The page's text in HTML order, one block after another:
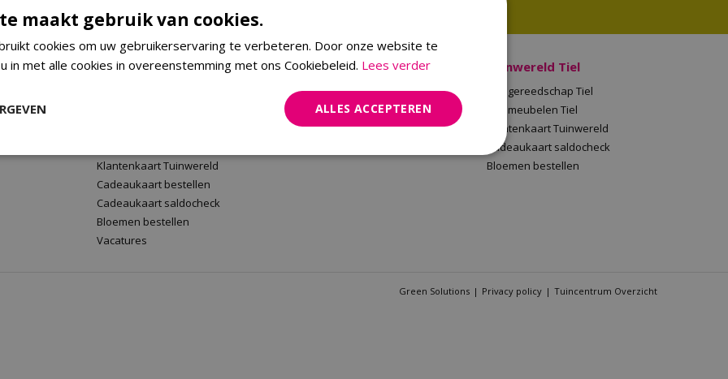
Tuinwereld Wijchen
Klantenkaart Tuinwereld
Cadeaukaart bestellen
Cadeaukaart saldocheck
Bloemen bestellen
Vacatures
Tuinwereld Malden
Planten Malden
Klantenkaart Tuinwereld
Cadeaukaart saldocheck
Tuinwereld Tiel
Tuingereedschap Tiel
Tuinmeubelen Tiel
Klantenkaart Tuinwereld
Cadeaukaart saldocheck
Bloemen bestellen
Green Solutions Privacy policy Tuincentrum Overzicht
maakt gebruik van cookies.
cookies om uw gebruikerservaring te verbeteren. Door onze website te
in met alle cookies in overeenstemming met ons Cookiebeleid. Lees verder
ALLES ACCEPTEREN